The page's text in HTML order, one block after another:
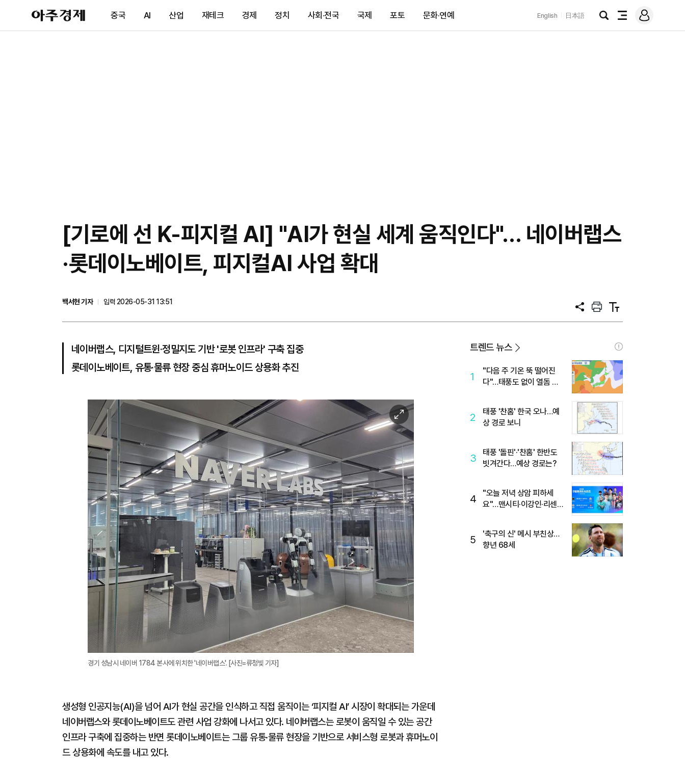
아
주
제
중국 AI 산업 재테크 경제 정치 사회·전국 국제 포토 문화·연예 English 日本語
검
전
메
그
[기로에 선 K-피지컬 AI] "AI가 현실 세계 움직인다"… 네이버랩스
·롯데이노베이트, 피지컬AI 사업 확대
백서현 기자
입력 2026-05-31 13:51
공
프
트
텍
트
네이버랩스, 디지털트윈·정밀지도 기반 '로봇 인프라' 구축 집중
롯데이노베이트, 유통·물류 현장 중심 휴머노이드 상용화 추진
이
미
지
확
대
경기 성남시 네이버 1784 본사에 위치한 '네이버랩스'. [사진=류청빛 기자]
생성형 인공지능(AI)을 넘어 AI가 현실 공간을 인식하고 직접 움직이는 ‘피지컬 AI’ 시장이 확대되는 가운데
네이버랩스와 롯데이노베이트도 관련 사업 강화에 나서고 있다. 네이버랩스는 로봇이 움직일 수 있는 공간
인프라 구축에 집중하는 반면 롯데이노베이트는 그룹 유통·물류 현장을 기반으로 서비스형 로봇과 휴머노이
드 상용화에 속도를 내고 있다.
트렌드 뉴스
1
"다음 주 기온 뚝 떨어진
다"…태풍도 없이 열돔 박
2
태풍 '찬홈' 한국 오나…예
상 경로 보니
3
태풍 '돌핀'·'찬홈' 한반도
빗겨간다…예상 경로는?
4
"오늘 저녁 상암 피하세
요"…맨시티·이강인·리센느
5
'축구의 신' 메시 부친상…
향년 68세